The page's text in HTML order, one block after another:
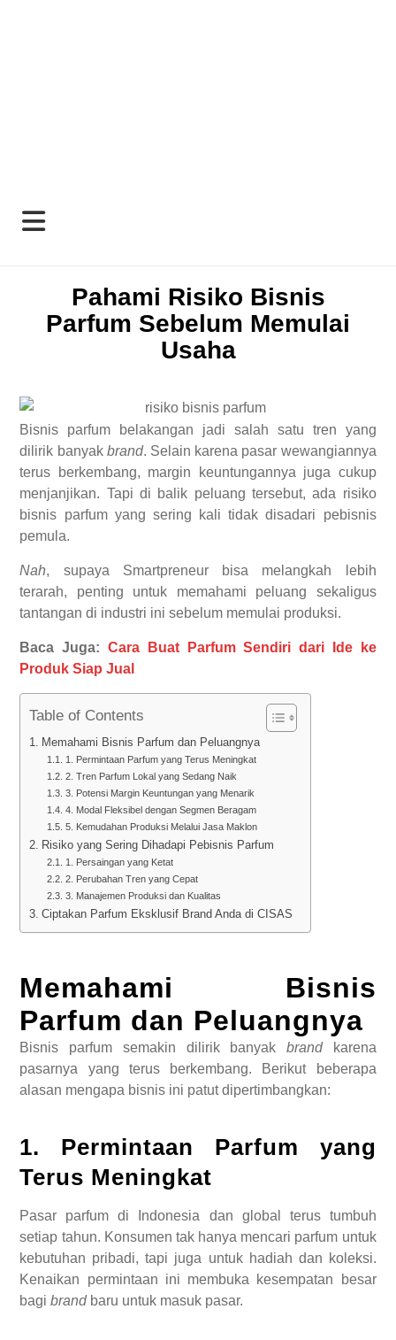
Pahami Risiko Bisnis
Parfum Sebelum Memulai
Usaha
Bisnis parfum belakangan jadi salah satu tren yang
dilirik banyak brand. Selain karena pasar wewangiannya
terus berkembang, margin keuntungannya juga cukup
menjanjikan. Tapi di balik peluang tersebut, ada risiko
bisnis parfum yang sering kali tidak disadari pebisnis
pemula.
Nah, supaya Smartpreneur bisa melangkah lebih
terarah, penting untuk memahami peluang sekaligus
tantangan di industri ini sebelum memulai produksi.
Baca Juga: Cara Buat Parfum Sendiri dari Ide ke
Produk Siap Jual
Table of Contents
Memahami Bisnis Parfum dan Peluangnya
1. Permintaan Parfum yang Terus Meningkat
2. Tren Parfum Lokal yang Sedang Naik
3. Potensi Margin Keuntungan yang Menarik
4. Modal Fleksibel dengan Segmen Beragam
5. Kemudahan Produksi Melalui Jasa Maklon
Risiko yang Sering Dihadapi Pebisnis Parfum
1. Persaingan yang Ketat
2. Perubahan Tren yang Cepat
3. Manajemen Produksi dan Kualitas
Ciptakan Parfum Eksklusif Brand Anda di CISAS
Memahami Bisnis
Parfum dan Peluangnya
Bisnis parfum semakin dilirik banyak brandkarena
pasarnya yang terus berkembang. Berikut beberapa
alasan mengapa bisnis ini patut dipertimbangkan:
1. Permintaan Parfum yang
Terus Meningkat
Pasar parfum di Indonesia dan global terus tumbuh
setiap tahun. Konsumen tak hanya mencari parfum untuk
kebutuhan pribadi, tapi juga untuk hadiah dan koleksi.
Kenaikan permintaan ini membuka kesempatan besar
bagibrand baru untuk masuk pasar.